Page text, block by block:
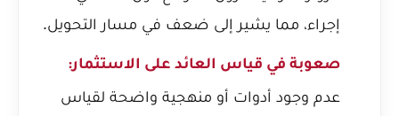
إجراء، مما يشير إلى ضعف في مسار التحويل.
صعوبة في قياس العائد على الاستثمار:
عدم وجود أدوات أو منهجية واضحة لقياس